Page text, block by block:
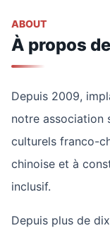
ABOUT
À propos
Depuis 2009,
notre association
culturels franco-
chinoise et à
inclusif.
Depuis plus de